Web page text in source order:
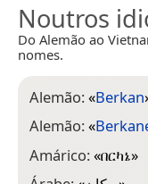
Noutros
Do Alemão ao
nomes.
Alemão:«Berkan
Alemão:«
Amárico:«በርካኔ»